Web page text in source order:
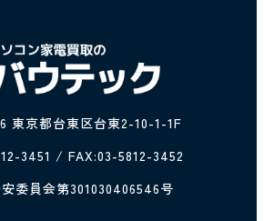
東京都台東区台東2-10-1-1F
3451 / FAX:03-5812-3452
委員会第301030406546号